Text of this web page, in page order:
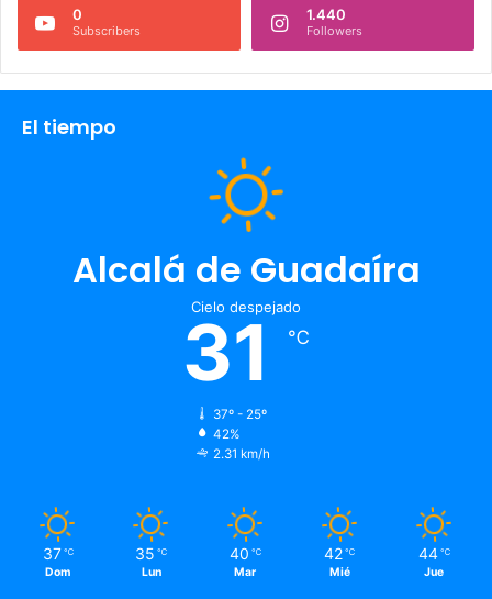
0
Subscribers
1.440
Followers
El tiempo
Alcalá de Guadaíra
Cielo despejado
31 ℃
37º - 25º
42%
2.31 km/h
37 ℃
Dom
35 ℃
Lun
40 ℃
Mar
42 ℃
Mié
44 ℃
Jue